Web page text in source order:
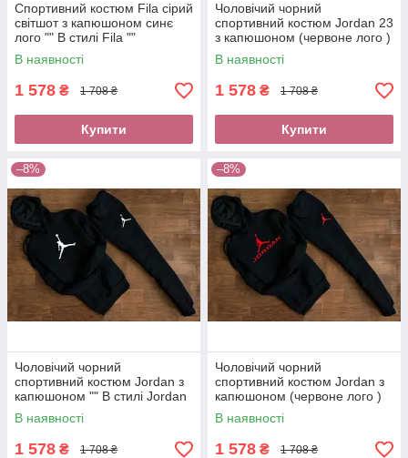
Спортивний костюм Fila сірий
світшот з капюшоном синє
лого "" В стилі Fila ""
В наявності
1 578 ₴ 1 708 ₴
Купити
Чоловічий чорний
спортивний костюм Jordan 23
з капюшоном (червоне лого )
"" В стилі Jordan ""
В наявності
1 578 ₴ 1 708 ₴
Купити
–8%
Чоловічий чорний
спортивний костюм Jordan з
капюшоном "" В стилі Jordan
""
В наявності
1 578 ₴ 1 708 ₴
–8%
Чоловічий чорний
спортивний костюм Jordan з
капюшоном (червоне лого )
"" В стилі Jordan ""
В наявності
1 578 ₴ 1 708 ₴